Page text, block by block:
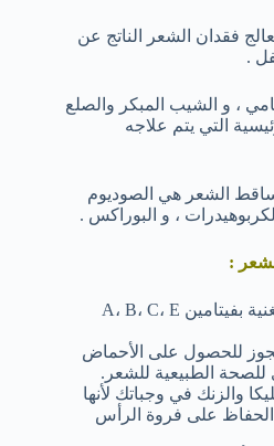
فقدان الشعر الناتج عن
.
، و الشيب المبكر والصلع
التي يتم علاجه
تساقط الشعر هي الصوديوم
، و البوراكس .
:
استهلاك المواد الغذائية الغنية بفيتامين A، B، C، E
للحصول على الأحماض
للصحة الطبيعية للشعر.
والزنك في وجباتك لأنها
على فروة الرأس